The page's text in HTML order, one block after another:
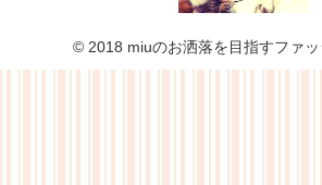
© 2018 miuのお洒落を目指すファッ